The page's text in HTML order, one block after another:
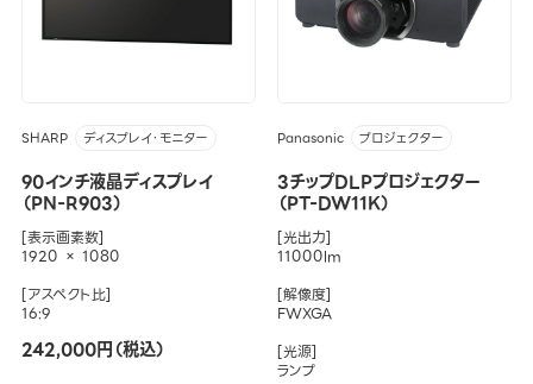
SHARP ディスプレイ・モニター
90インチ液晶ディスプレイ
（PN-R903）
[表示画素数]
1920 × 1080
[アスペクト比]
16:9
242,000円（税込）
Panasonic プロジェクター
3チップDLPプロジェクター
（PT-DW11K）
[光出力]
11000lm
[解像度]
FWXGA
[光源]
ランプ